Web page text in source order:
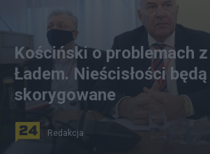
Kościński o problemach
Ładem. Nieścisłości będą
skorygowane
Redakcja